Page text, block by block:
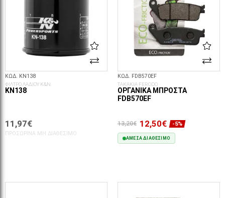
ΚΩΔ. KN138
ΦΙΛΤΡΟ ΛΑΔΙΟΥ K&N
KN138
11,97€
ΠΡΟΣΩΡΙΝΆ ΜΗ ΔΙΑΘΈΣΙΜΟ
ΚΩΔ. FDB570EF
ΤΑΚΑΚΙΑ FERODO
ΟΡΓΑΝΙΚΆ ΜΠΡΟΣΤΆ
FDB570EF
13,20€ 12,50€ -5%
ΆΜΕΣΑ ΔΙΑΘΈΣΙΜΟ